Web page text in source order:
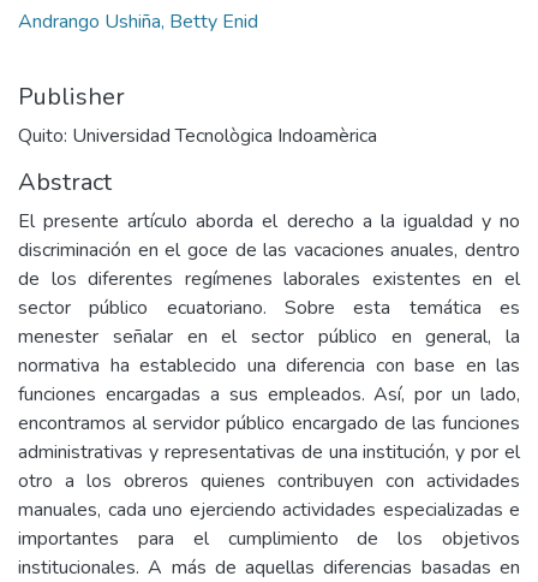
Andrango Ushiña, Betty Enid
Publisher
Quito: Universidad Tecnològica Indoamèrica
Abstract
El presente artículo aborda el derecho a la igualdad y no
discriminación en el goce de las vacaciones anuales, dentro
de los diferentes regímenes laborales existentes en el
sector público ecuatoriano. Sobre esta temática es
menester señalar en el sector público en general, la
normativa ha establecido una diferencia con base en las
funciones encargadas a sus empleados. Así, por un lado,
encontramos al servidor público encargado de las funciones
administrativas y representativas de una institución, y por el
otro a los obreros quienes contribuyen con actividades
manuales, cada uno ejerciendo actividades especializadas e
importantes para el cumplimiento de los objetivos
institucionales. A más de aquellas diferencias basadas en